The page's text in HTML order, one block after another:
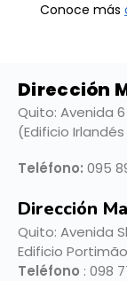
Conoce más
Dirección
Quito: Avenida
(Edificio
Teléfono: 095
Dirección
Quito: Avenida
Edificio Portimão
Teléfono : 098